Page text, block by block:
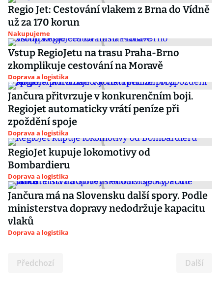
Regio Jet: Cestování vlakem z Brna do Vídně
už za 170 korun
Nakupujeme
Vstup RegioJetu na trasu Praha-Brno
zkomplikuje cestování na Moravě
Doprava a logistika
Jančura přitvrzuje v konkurenčním boji.
Regiojet automaticky vrátí peníze při
zpoždění spoje
Doprava a logistika
RegioJet kupuje lokomotivy od
Bombardieru
Doprava a logistika
Jančura má na Slovensku další spory. Podle
ministerstva dopravy nedodržuje kapacitu
vlaků
Doprava a logistika
Předchozí Další